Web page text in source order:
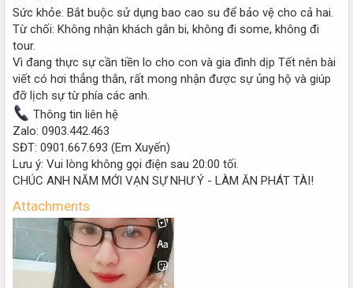
Sức khỏe: Bắt buộc sử dụng bao cao su để bảo vệ cho cả hai.
Từ chối: Không nhận khách gắn bi, không đi some, không đi
tour.
Vì đang thực sự cần tiền lo cho con và gia đình dịp Tết nên bài
viết có hơi thẳng thắn, rất mong nhận được sự ủng hộ và giúp
đỡ lịch sự từ phía các anh.
Thông tin liên hệ
Zalo: 0903.442.463
SĐT: 0901.667.693 (Em Xuyến)
Lưu ý: Vui lòng không gọi điện sau 20:00 tối.
CHÚC ANH NĂM MỚI VẠN SỰ NHƯ Ý - LÀM ĂN PHÁT TÀI!
Attachments